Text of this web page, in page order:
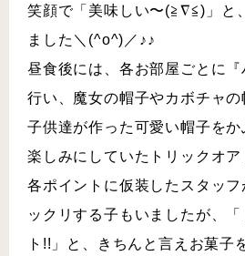
笑顔で「美味しい〜(≧∇≦)」と
ました＼(^o^)／♪♪
昼食後には、各お部屋ごとに
行い、魔女の帽子やカボチャの
子供達が作った可愛い帽子を
楽しみにしていたトリックオ
各ポイントに仮装したスタッ
ックリする子もいましたが、
ト!!」と、きちんと言えお菓子